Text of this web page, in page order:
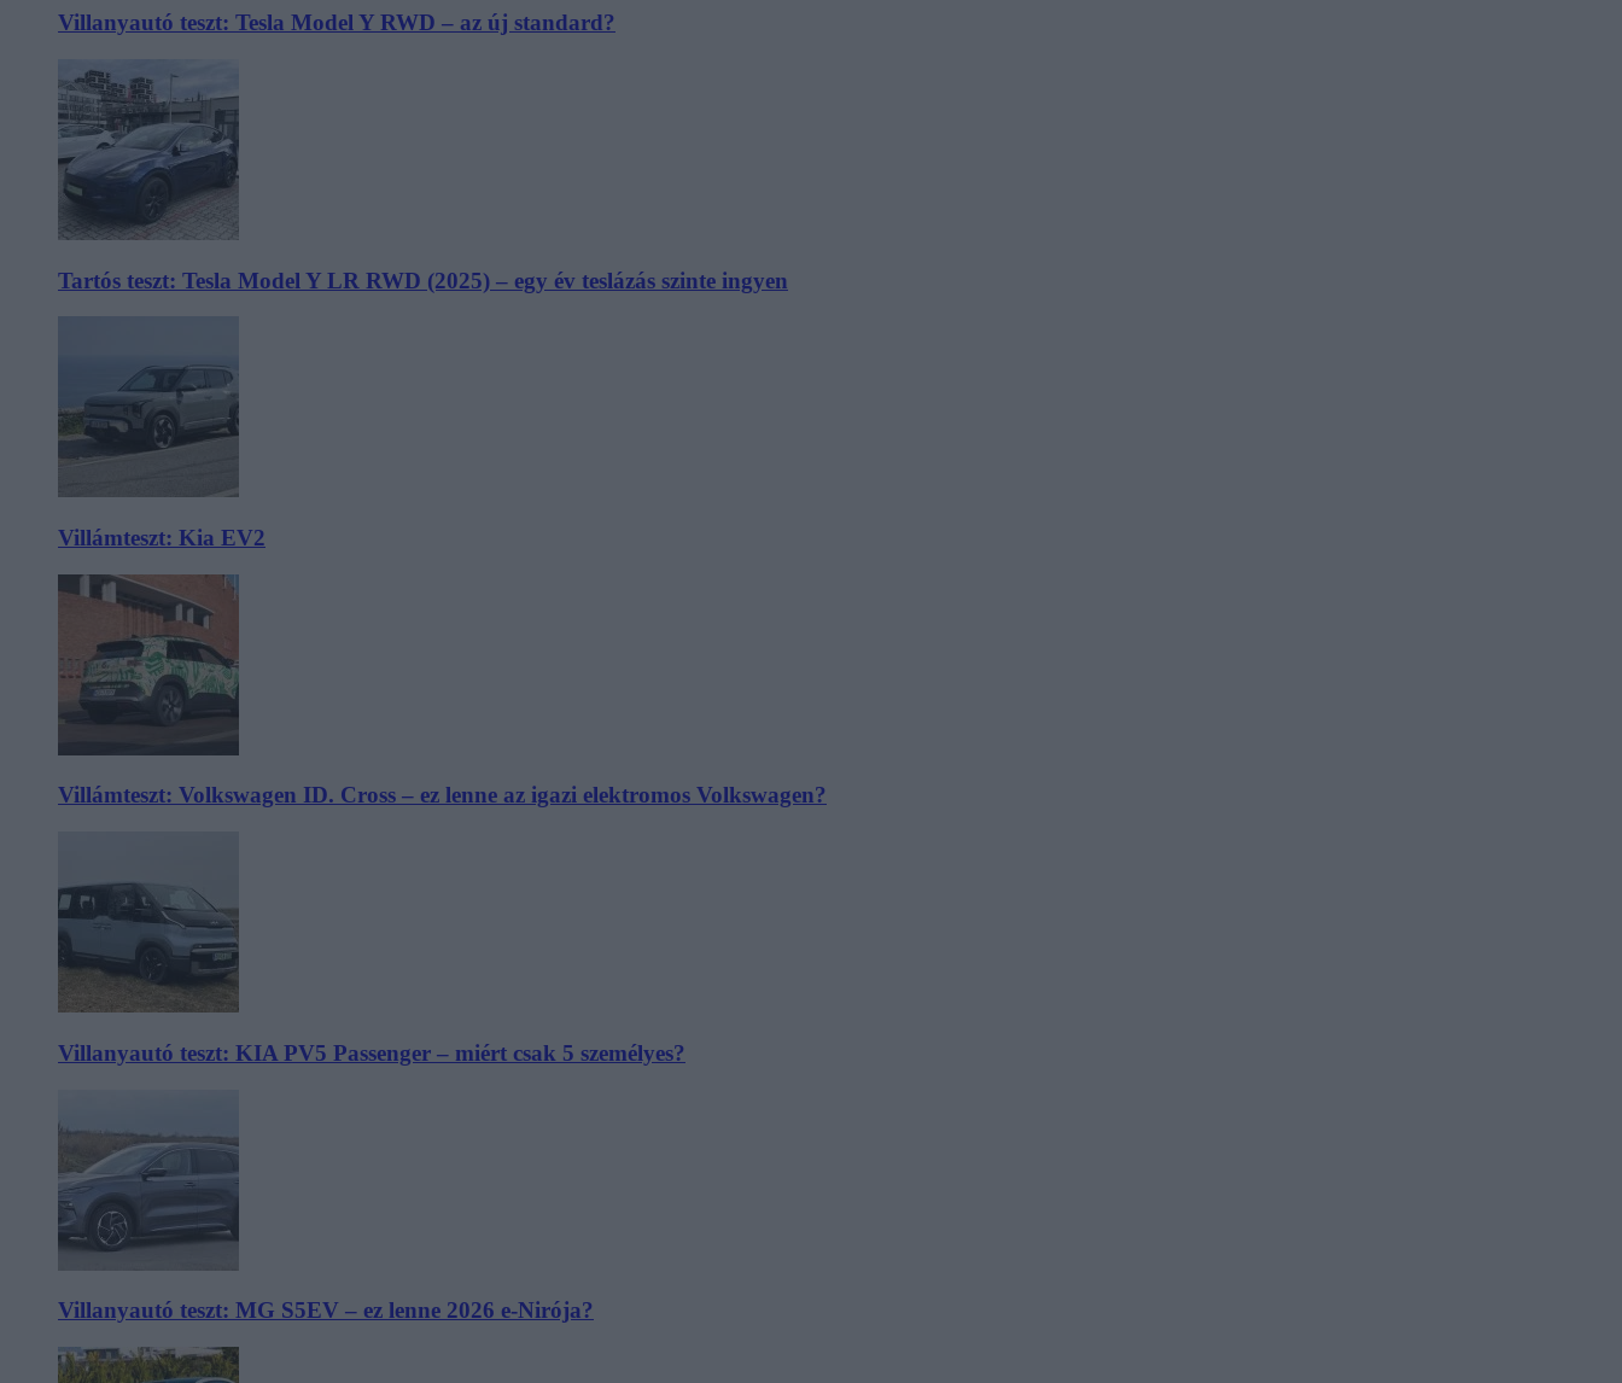
Villanyautó teszt: Tesla Model Y RWD – az új standard?
Tartós teszt: Tesla Model Y LR RWD (2025) – egy év teslázás szinte ingyen
Villámteszt: Kia EV2
Villámteszt: Volkswagen ID. Cross – ez lenne az igazi elektromos Volkswagen?
Villanyautó teszt: KIA PV5 Passenger – miért csak 5 személyes?
Villanyautó teszt: MG S5EV – ez lenne 2026 e-Nirója?